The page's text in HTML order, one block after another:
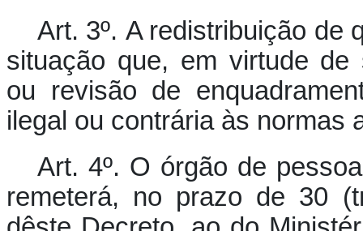
Art. 3º. A redistribuição de
situação que, em virtude de
ou revisão de
ilegal ou contrária às normas
Art. 4º. O órgão de
remeterá, no prazo de 30